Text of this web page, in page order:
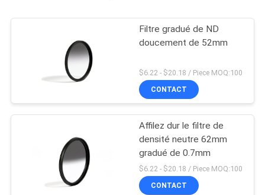
Filtre gradué de ND
doucement de 52mm
$6.22 - $20.18 / Piece MOQ:100
CONTACT
Affilez dur le filtre de
densité neutre 62mm
gradué de 0.7mm
$6.22 - $20.18 / Piece MOQ:100
CONTACT